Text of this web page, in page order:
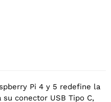
Pi 4 y 5 redefine la
conector USB Tipo C,